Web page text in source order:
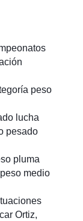
peso
lucha
pesado
pluma
medio
Ortiz,